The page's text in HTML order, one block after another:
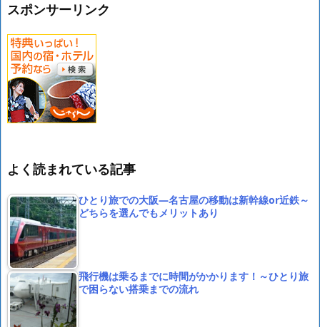
スポンサーリンク
よく読まれている記事
ひとり旅での大阪―名古屋の移動は新幹線or近鉄～
どちらを選んでもメリットあり
飛行機は乗るまでに時間がかかります！～ひとり旅
で困らない搭乗までの流れ